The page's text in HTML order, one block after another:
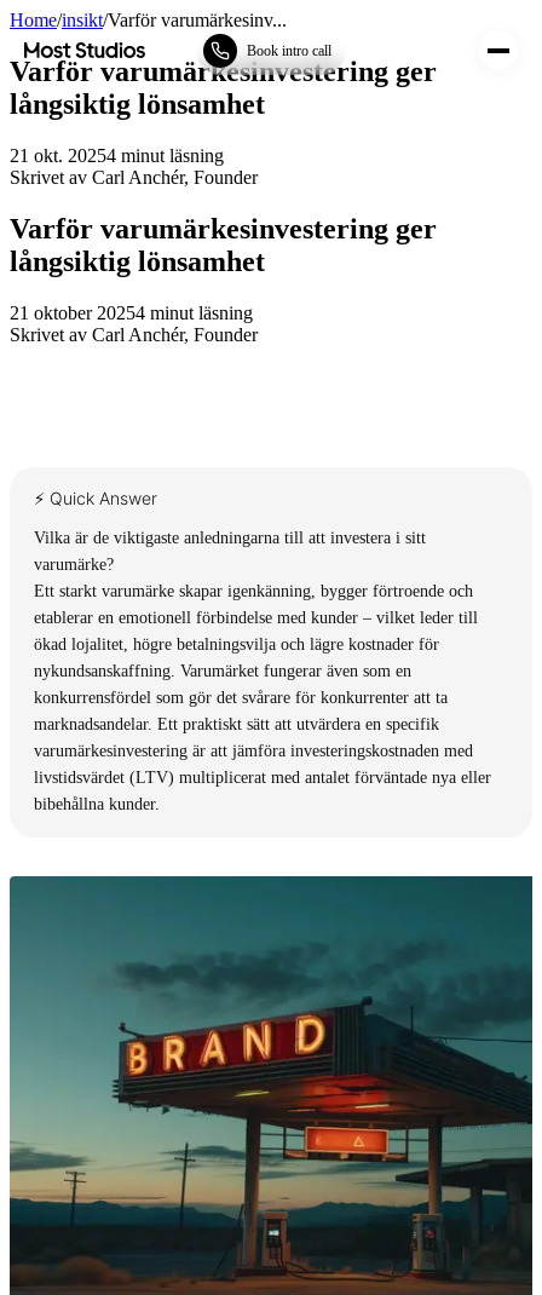
Most Studios Book intro call
Home/insikt/Varför varumärkesinv...
Varför varumärkesinvestering ger
långsiktig lönsamhet
21 okt. 20254 minut läsning
Skrivet av Carl Anchér, Founder
Varför varumärkesinvestering ger
långsiktig lönsamhet
21 oktober 20254 minut läsning
Skrivet av Carl Anchér, Founder
⚡ Quick Answer
Vilka är de viktigaste anledningarna till att investera i sitt
varumärke?
Ett starkt varumärke skapar igenkänning, bygger förtroende och
etablerar en emotionell förbindelse med kunder – vilket leder till
ökad lojalitet, högre betalningsvilja och lägre kostnader för
nykundsanskaffning. Varumärket fungerar även som en
konkurrensfördel som gör det svårare för konkurrenter att ta
marknadsandelar. Ett praktiskt sätt att utvärdera en specifik
varumärkesinvestering är att jämföra investeringskostnaden med
livstidsvärdet (LTV) multiplicerat med antalet förväntade nya eller
bibehållna kunder.